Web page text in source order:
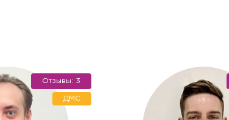
Отзывы: 3
ДМС
помощь, но посетить клинику Вы не можете
дом или в офис.